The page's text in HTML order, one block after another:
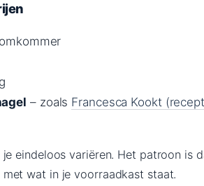
– zoals Francesca Kookt
eindeloos variëren. Het patroon is
wat in je voorraadkast staat.